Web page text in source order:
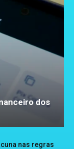
dos
nas regras